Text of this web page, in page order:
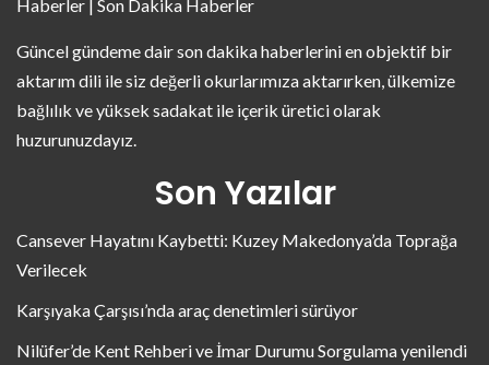
Haberler | Son Dakika Haberler
Güncel gündeme dair son dakika haberlerini en objektif bir
aktarım dili ile siz değerli okurlarımıza aktarırken, ülkemize
bağlılık ve yüksek sadakat ile içerik üretici olarak
huzurunuzdayız.
Son Yazılar
Cansever Hayatını Kaybetti: Kuzey Makedonya’da Toprağa
Verilecek
Karşıyaka Çarşısı’nda araç denetimleri sürüyor
Nilüfer’de Kent Rehberi ve İmar Durumu Sorgulama yenilendi